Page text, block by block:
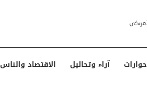
حوارات آراء وتحاليل الاقتصاد والناس